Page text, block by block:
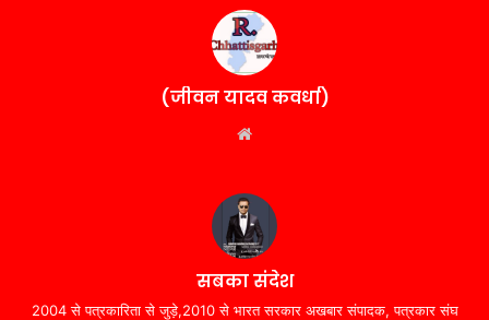
(जीवन यादव कवर्धा)
सबका संदेश
2004 से पत्रकारिता से जुड़े,2010 से भारत सरकार अखबार संपादक, पत्रकार संघ